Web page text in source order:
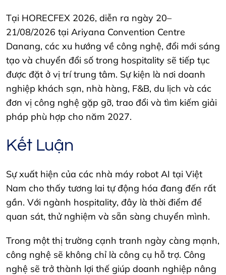
Tại HORECFEX 2026, diễn ra ngày 20–
21/08/2026 tại Ariyana Convention Centre
Danang, các xu hướng về công nghệ, đổi mới sáng
tạo và chuyển đổi số trong hospitality sẽ tiếp tục
được đặt ở vị trí trung tâm. Sự kiện là nơi doanh
nghiệp khách sạn, nhà hàng, F&B, du lịch và các
đơn vị công nghệ gặp gỡ, trao đổi và tìm kiếm giải
pháp phù hợp cho năm 2027.
Kết Luận
Sự xuất hiện của các nhà máy robot AI tại Việt
Nam cho thấy tương lai tự động hóa đang đến rất
gần. Với ngành hospitality, đây là thời điểm để
quan sát, thử nghiệm và sẵn sàng chuyển mình.
Trong một thị trường cạnh tranh ngày càng mạnh,
công nghệ sẽ không chỉ là công cụ hỗ trợ. Công
nghệ sẽ trở thành lợi thế giúp doanh nghiệp nâng